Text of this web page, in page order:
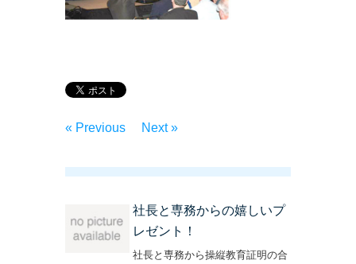
« Previous Next »
社長と専務からの嬉しいプ
レゼント！
社長と専務から操縦教育証明の合